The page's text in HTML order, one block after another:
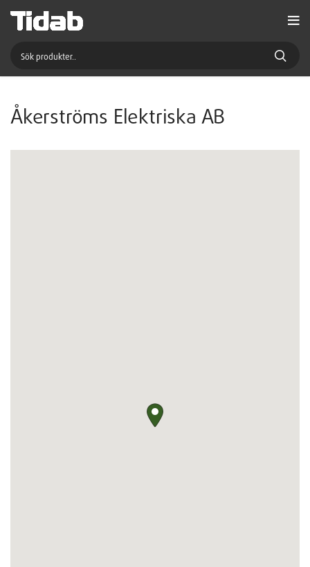
Åkerströms Elektriska AB